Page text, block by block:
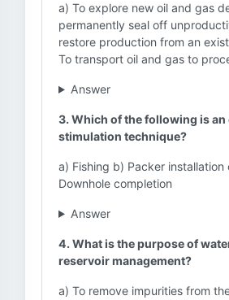
a) To explore new oil and gas
permanently seal off
restore production from an
To transport oil and gas to
Answer
3. Which of the following is an
stimulation technique?
a) Fishing b) Packer
Downhole completion
Answer
4. What is the purpose of
reservoir management?
a) To remove impurities from